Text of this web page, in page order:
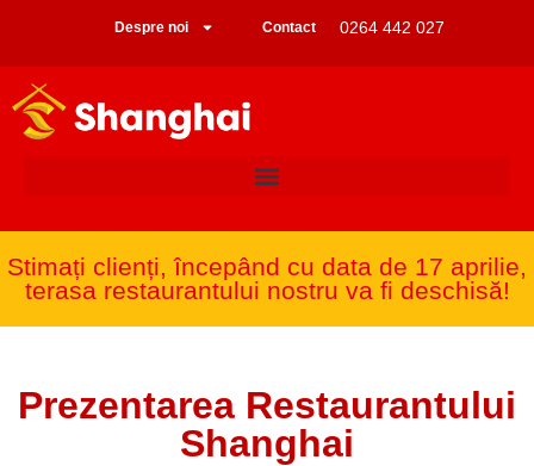
Despre noi Contact 0264 442 027
Stimați clienți, începând cu data de 17 aprilie,
terasa restaurantului nostru va fi deschisă!
Prezentarea Restaurantului
Shanghai